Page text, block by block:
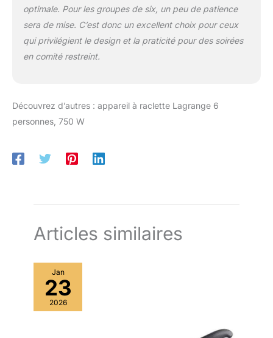
optimale. Pour les groupes de six, un peu de patience
sera de mise. C’est donc un excellent choix pour ceux
qui privilégient le design et la praticité pour des soirées
en comité restreint.
Découvrez d’autres : appareil à raclette Lagrange 6
personnes, 750 W
Articles similaires
Jan
23
2026